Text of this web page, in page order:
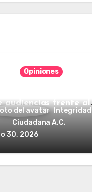
Opiniones
audiencias frente al
poder?Integridad
Ciudadana A.C.
30, 2026